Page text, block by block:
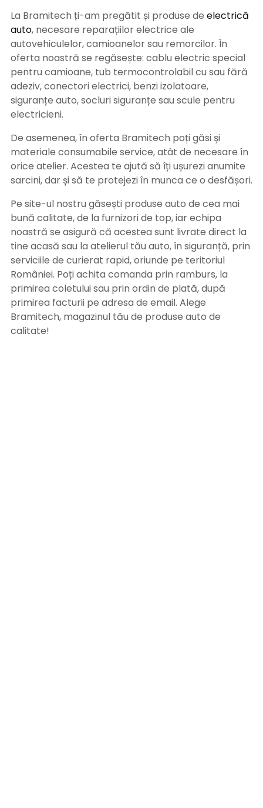
La Bramitech ți-am pregătit și produse de electrică
auto, necesare reparațiilor electrice ale
autovehiculelor, camioanelor sau remorcilor. În
oferta noastră se regăsește: cablu electric special
pentru camioane, tub termocontrolabil cu sau fără
adeziv, conectori electrici, benzi izolatoare,
siguranțe auto, socluri siguranțe sau scule pentru
electricieni.
De asemenea, în oferta Bramitech poți găsi și
materiale consumabile service, atât de necesare în
orice atelier. Acestea te ajută să îți ușurezi anumite
sarcini, dar și să te protejezi în munca ce o desfășori.
Pe site-ul nostru găsești produse auto de cea mai
bună calitate, de la furnizori de top, iar echipa
noastră se asigură că acestea sunt livrate direct la
tine acasă sau la atelierul tău auto, în siguranță, prin
serviciile de curierat rapid, oriunde pe teritoriul
României. Poți achita comanda prin ramburs, la
primirea coletului sau prin ordin de plată, după
primirea facturii pe adresa de email. Alege
Bramitech, magazinul tău de produse auto de
calitate!